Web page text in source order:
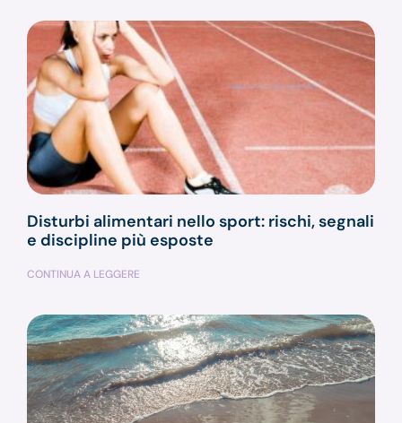
Disturbi alimentari nello sport: rischi, segnali
e discipline più esposte
CONTINUA A LEGGERE